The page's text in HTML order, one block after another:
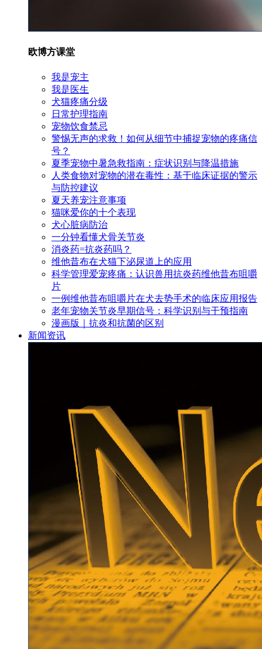
欧博方课堂
我是宠主
我是医生
犬猫疼痛分级
日常护理指南
宠物饮食禁忌
警惕无声的求救！如何从细节中捕捉宠物的疼痛信
号？
夏季宠物中暑急救指南：症状识别与降温措施
人类食物对宠物的潜在毒性：基于临床证据的警示
与防控建议
夏天养宠注意事项
猫咪爱你的十个表现
犬心脏病防治
一分钟看懂犬骨关节炎
消炎药=抗炎药吗？
维他昔布在犬猫下泌尿道上的应用
科学管理爱宠疼痛：认识兽用抗炎药维他昔布咀嚼
片
一例维他昔布咀嚼片在犬去势手术的临床应用报告
老年宠物关节炎早期信号：科学识别与干预指南
漫画版｜抗炎和抗菌的区别
新闻资讯